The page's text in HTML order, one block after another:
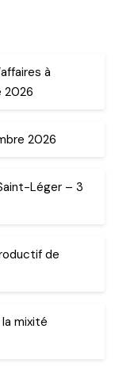
à
2026
2026
Léger – 3
de
mixité